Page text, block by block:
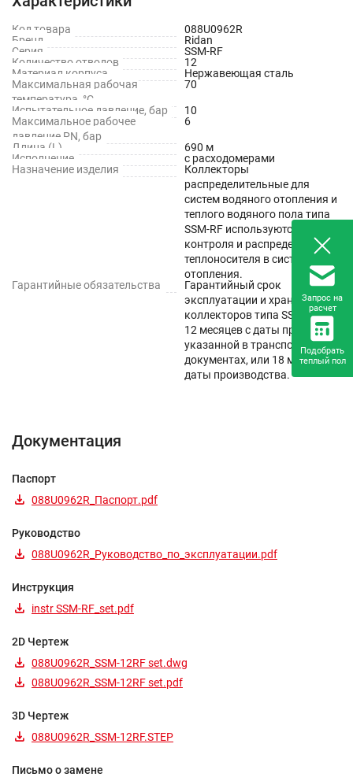
скрытность труб. Кроме того, такие схемы позволяют удобно
организовать зональное управление отоплением.
Код товара
088U0962R
Бренд
Ridan
Серия
SSM-RF
Количество отводов
12
Материал корпуса
Нержавеющая сталь
Максимальная рабочая
температура, °C
70
Испытательное давление, бар
10
Максимальное рабочее
давление PN, бар
6
Длина (L)
690 м
Исполнение
с расходомерами
Назначение изделия
Коллекторы
распределительные для
систем водяного отопления и
теплого водяного пола типа
SSM-RF используются для
контроля и распределения
теплоносителя в системе
отопления.
Гарантийные обязательства
Гарантийный срок
эксплуатации и хранения
коллекторов типа SSM-RF –
12 месяцев с даты продажи,
указанной в транспортных
документах, или 18 месяцев с
даты производства.
Документация
Паспорт
088U0962R_Паспорт.pdf
Руководство
088U0962R_Руководство_по_эксплуатации.pdf
Инструкция
instr SSM-RF_set.pdf
2D Чертеж
088U0962R_SSM-12RF set.dwg
088U0962R_SSM-12RF set.pdf
3D Чертеж
088U0962R_SSM-12RF.STEP
Письмо о замене
Запрос на
расчет
Подобрать
теплый пол